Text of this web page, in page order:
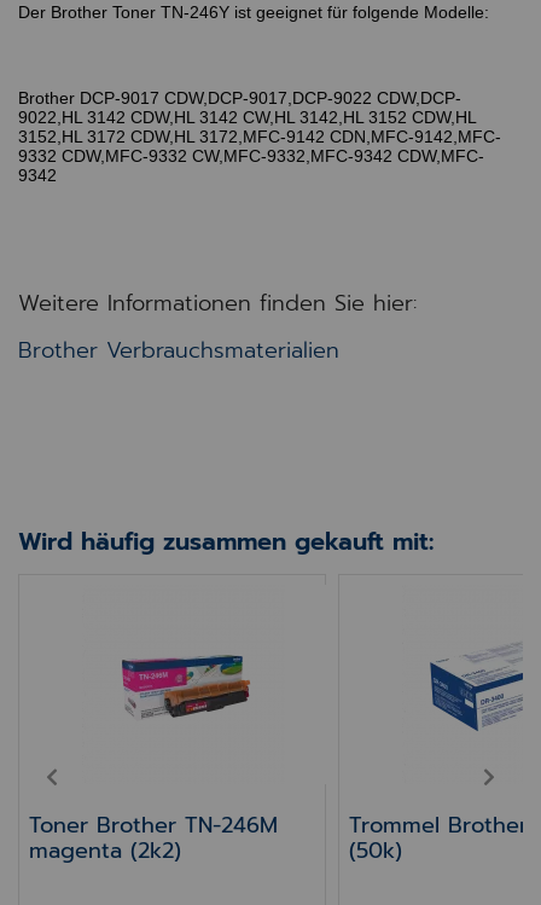
Der Brother Toner TN-246Y ist geeignet für folgende Modelle:
Brother DCP-9017 CDW,DCP-9017,DCP-9022 CDW,DCP-
9022,HL 3142 CDW,HL 3142 CW,HL 3142,HL 3152 CDW,HL
3152,HL 3172 CDW,HL 3172,MFC-9142 CDN,MFC-9142,MFC-
9332 CDW,MFC-9332 CW,MFC-9332,MFC-9342 CDW,MFC-
9342
Weitere Informationen finden Sie hier:
Brother Verbrauchsmaterialien
Wird häufig zusammen gekauft mit:
Toner Brother TN-246M
magenta (2k2)
Trommel Brother
(50k)
NEXT